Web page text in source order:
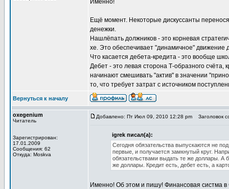
Именно!
Ещё момент. Некоторые дискуссанты
денежки.
Нашлёпать должников - это корневая
хе. Это обеспечивает "динамичное"
Что касается дебета-кредита - это вообще
Дебет - это левая сторона Т-образного
начинают смешивать "актив" в значении
то, что требует затрат с источником
Вернуться к началу
oxegenium
Читатель
Зарегистрирован:
17.01.2009
Сообщения: 62
Откуда: Moskva
Добавлено: Пт Июл 09, 2010 12:28 pm Заголовок
igrek писал(а):
Сегодня обязательства выпускаются не
первые, и получается замкнутый круг.
обязательствами выдать те же доллары. А
же доллары. Кредит есть, дебет есть, а
Именно! Об этом и пишу! Финансовая систма